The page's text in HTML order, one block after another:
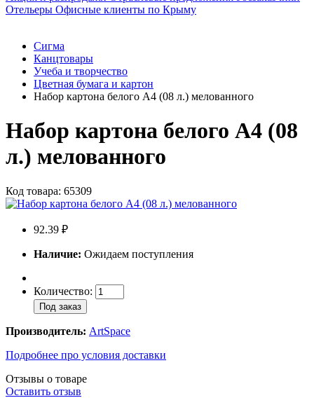
Отельеры Офисные клиенты по Крыму
Сигма
Канцтовары
Учеба и творчество
Цветная бумага и картон
Набор картона белого A4 (08 л.) мелованного
Набор картона белого A4 (08
л.) мелованного
Код товара: 65309
92.39 ₽
Наличие: Ожидаем поступления
Количество:
Под заказ
Производитель: ArtSpace
Подробнее про условия доставки
Отзывы о товаре
Оставить отзыв